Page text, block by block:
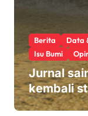
Berita Data
Isu Bumi
Jurnal
kembali